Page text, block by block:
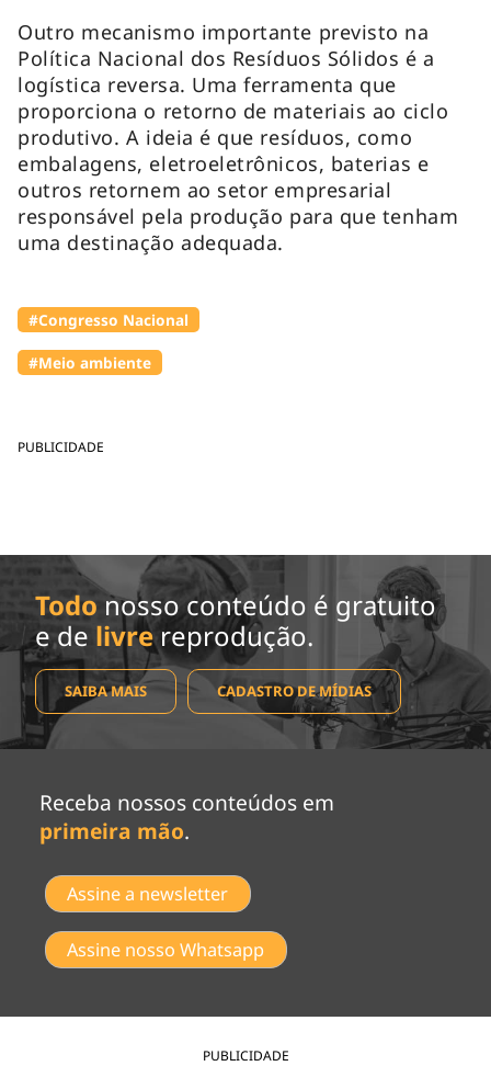
PUBLICIDADE
Outro mecanismo importante previsto na
Política Nacional dos Resíduos Sólidos é a
logística reversa. Uma ferramenta que
proporciona o retorno de materiais ao ciclo
produtivo. A ideia é que resíduos, como
embalagens, eletroeletrônicos, baterias e
outros retornem ao setor empresarial
responsável pela produção para que tenham
uma destinação adequada.
#Congresso Nacional
#Meio ambiente
Todo nosso conteúdo é gratuito
e de livrereprodução.
SAIBA MAIS CADASTRO DE MÍDIAS
Receba nossos conteúdos em
primeira mão.
Assine a newsletter
Assine nosso Whatsapp
PUBLICIDADE